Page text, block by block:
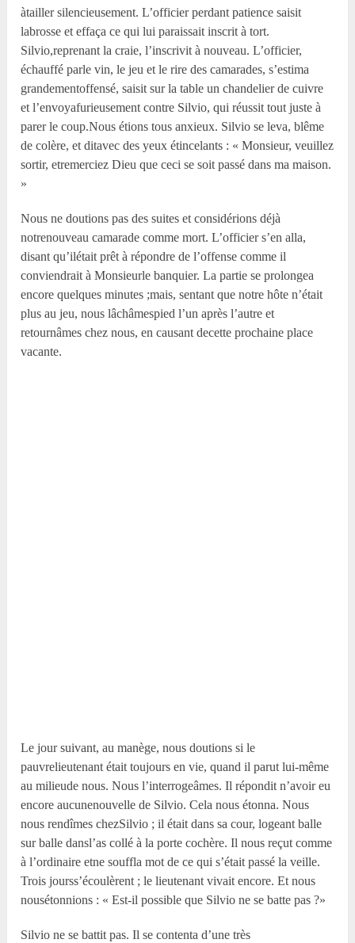
àtailler silencieusement. L’officier perdant patience saisit
labrosse et effaça ce qui lui paraissait inscrit à tort.
Silvio,reprenant la craie, l’inscrivit à nouveau. L’officier,
échauffé parle vin, le jeu et le rire des camarades, s’estima
grandementoffensé, saisit sur la table un chandelier de cuivre
et l’envoyafurieusement contre Silvio, qui réussit tout juste à
parer le coup.Nous étions tous anxieux. Silvio se leva, blême
de colère, et ditavec des yeux étincelants : « Monsieur, veuillez
sortir, etremerciez Dieu que ceci se soit passé dans ma maison.
»
Nous ne doutions pas des suites et considérions déjà
notrenouveau camarade comme mort. L’officier s’en alla,
disant qu’ilétait prêt à répondre de l’offense comme il
conviendrait à Monsieurle banquier. La partie se prolongea
encore quelques minutes ;mais, sentant que notre hôte n’était
plus au jeu, nous lâchâmespied l’un après l’autre et
retournâmes chez nous, en causant decette prochaine place
vacante.
Le jour suivant, au manège, nous doutions si le
pauvrelieutenant était toujours en vie, quand il parut lui-même
au milieude nous. Nous l’interrogeâmes. Il répondit n’avoir eu
encore aucunenouvelle de Silvio. Cela nous étonna. Nous
nous rendîmes chezSilvio ; il était dans sa cour, logeant balle
sur balle dansl’as collé à la porte cochère. Il nous reçut comme
à l’ordinaire etne souffla mot de ce qui s’était passé la veille.
Trois jourss’écoulèrent ; le lieutenant vivait encore. Et nous
nousétonnions : « Est-il possible que Silvio ne se batte pas ?»
Silvio ne se battit pas. Il se contenta d’une très